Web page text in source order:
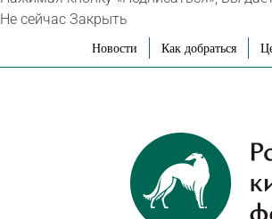
Не сейчас Закрыть
Новости Как добраться